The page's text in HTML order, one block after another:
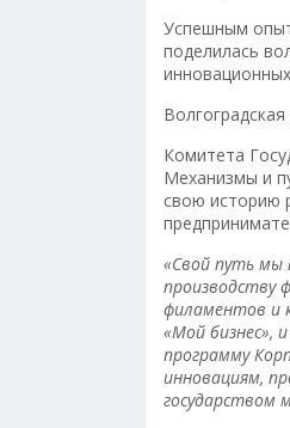
Успешным
поделилась
Комитета
Механизмы и
свою историю
«Свой путь мы
производству
филаментов и
«Мой бизнес»,
программу
инновациям,
государством